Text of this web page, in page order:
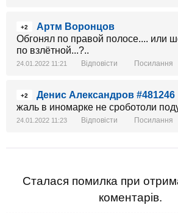
+2
Артм Воронцов
Обгонял по правой полосе.... или
по взлётной...?..
24.01.2022 11:21 Відповісти Посилання
+2
Денис Александров #481246
жаль в иномарке не сроботоли
24.01.2022 11:23 Відповісти Посилання
Сталася помилка при
коментарів.